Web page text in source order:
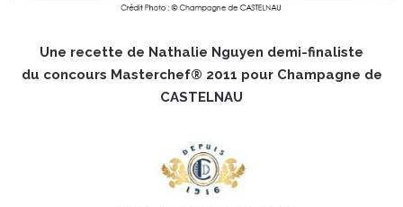
Une recette de Nathalie Nguyen demi-finaliste
du concours Masterchef® 2011 pour Champagne de
CASTELNAU